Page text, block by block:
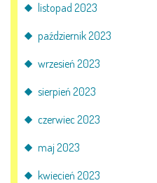
listopad 2023
październik 2023
wrzesień 2023
sierpień 2023
czerwiec 2023
maj 2023
kwiecień 2023